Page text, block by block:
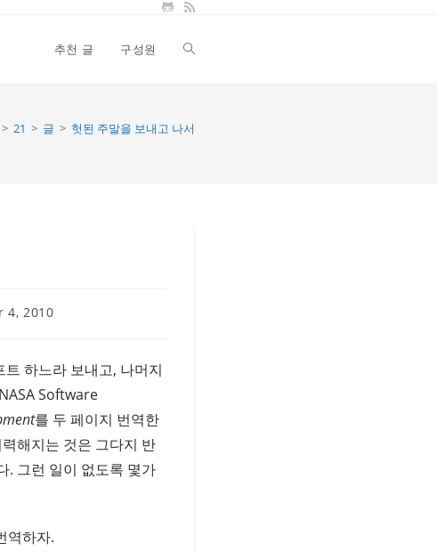
추천 글 구성원 Toggle
> 21 > 글 > 헛된 주말을 보내고 나서
4, 2010
하느라 보내고, 나머지
Software
를 두 페이지 번역한
해지는 것은 그다지 반
. 그런 일이 없도록 몇가
역하자.